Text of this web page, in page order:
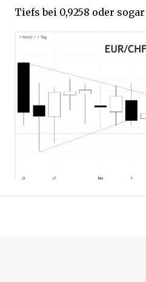
Tiefs bei 0,9258 oder